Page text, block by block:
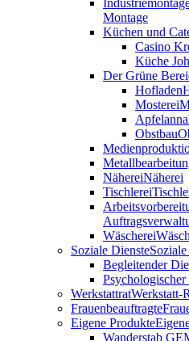
Montage
Küchen und
Casino
Küche
Der Grüne
Hofladen
Mosterei
Obstbau
NähereiNäherei
Tischlerei
Wäscherei
Soziale Dienste
Begleitender
WerkstattratWerkstatt-
Frauenbeauftragte
Eigene Produkte
Wanderstab